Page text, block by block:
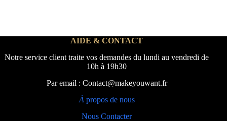
AIDE & CONTACT
Notre service client traite vos demandes du lundi au vendredi de
10h à 19h30
Par email : Contact@makeyouwant.fr
À propos de nous
Nous Contacter